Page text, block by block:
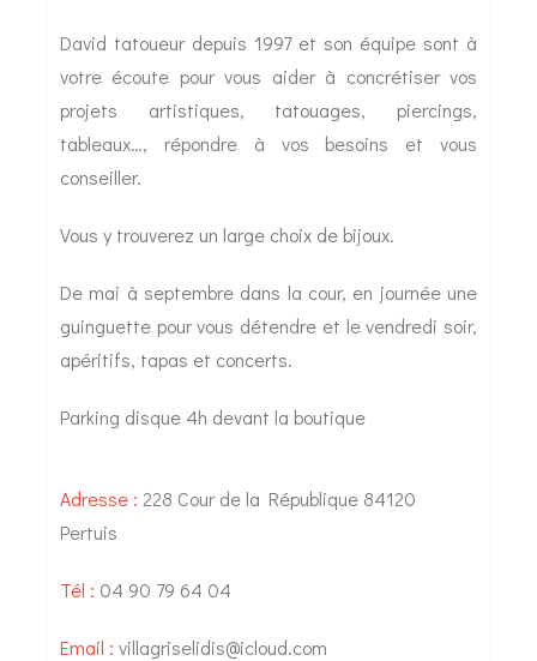
David tatoueur depuis 1997 et son équipe sont à
votre écoute pour vous aider à concrétiser vos
projets artistiques, tatouages, piercings,
tableaux…, répondre à vos besoins et vous
conseiller.
Vous y trouverez un large choix de bijoux.
De mai à septembre dans la cour, en journée une
guinguette pour vous détendre et le vendredi soir,
apéritifs, tapas et concerts.
Parking disque 4h devant la boutique
Adresse : 228 Cour de la République 84120
Pertuis
Tél : 04 90 79 64 04
Email : villagriselidis@icloud.com